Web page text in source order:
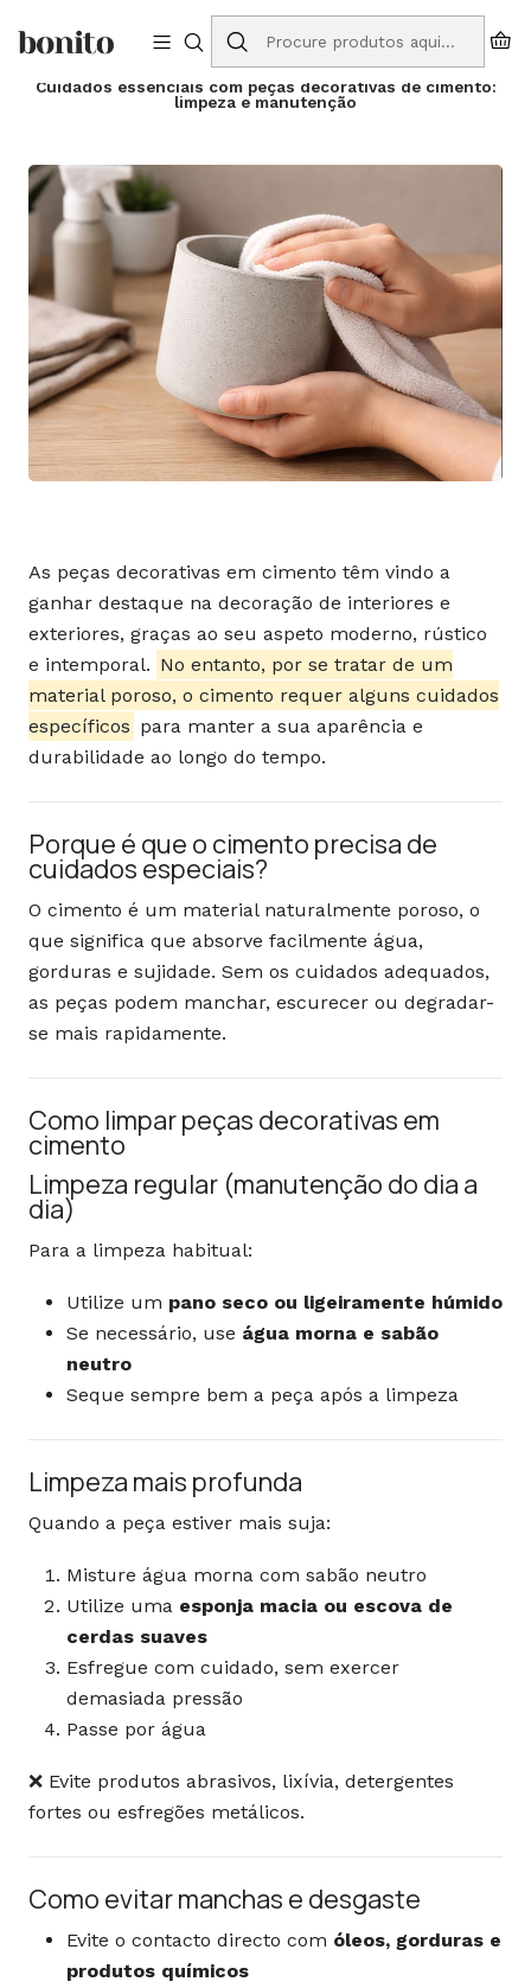
Início
Blog
Cuidados essenciais com peças decorativas de cimento:
limpeza e manutenção
As peças decorativas em cimento têm vindo a
ganhar destaque na decoração de interiores e
exteriores, graças ao seu aspeto moderno, rústico
e intemporal. No entanto, por se tratar de um
material poroso, o cimento requer alguns cuidados
específicos para manter a sua aparência e
durabilidade ao longo do tempo.
Porque é que o cimento precisa de
cuidados especiais?
O cimento é um material naturalmente poroso, o
que significa que absorve facilmente água,
gorduras e sujidade. Sem os cuidados adequados,
as peças podem manchar, escurecer ou degradar-
se mais rapidamente.
Como limpar peças decorativas em
cimento
Limpeza regular (manutenção do dia a
dia)
Para a limpeza habitual:
Utilize um pano seco ou ligeiramente húmido
Se necessário, use água morna e sabão
neutro
Seque sempre bem a peça após a limpeza
Limpeza mais profunda
Quando a peça estiver mais suja:
Misture água morna com sabão neutro
Utilize uma esponja macia ou escova de
cerdas suaves
Esfregue com cuidado, sem exercer
demasiada pressão
Passe por água
❌ Evite produtos abrasivos, lixívia, detergentes
fortes ou esfregões metálicos.
Como evitar manchas e desgaste
Evite o contacto directo com óleos, gorduras e
produtos químicos